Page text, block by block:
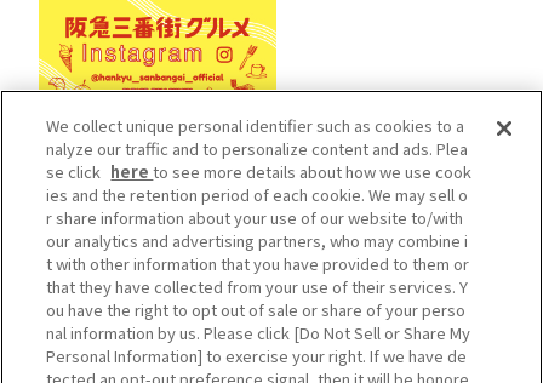
Cookieポリシー
ソーシャルメディアポリシー
プライバシーポリシー
カスタマーハラスメントポリシー
施設従業員用サイト
Do Not Sell or Share My Personal Information
cHankyu Sanbangai All Rights Reserved.
We collect unique personal identifier such as cookies to a
nalyze our traffic and to personalize content and ads. Plea
se click hereto see more details about how we use cook
ies and the retention period of each cookie. We may sell o
r share information about your use of our website to/with
our analytics and advertising partners, who may combine i
t with other information that you have provided to them or
that they have collected from your use of their services. Y
ou have the right to opt out of sale or share of your perso
nal information by us. Please click [Do Not Sell or Share My
Personal Information] to exercise your right. If we have de